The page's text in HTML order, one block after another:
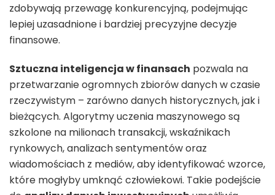
zdobywają przewagę konkurencyjną, podejmując
lepiej uzasadnione i bardziej precyzyjne decyzje
finansowe.
Sztuczna inteligencja w finansach pozwala na
przetwarzanie ogromnych zbiorów danych w czasie
rzeczywistym – zarówno danych historycznych, jak i
bieżących. Algorytmy uczenia maszynowego są
szkolone na milionach transakcji, wskaźnikach
rynkowych, analizach sentymentów oraz
wiadomościach z mediów, aby identyfikować wzorce,
które mogłyby umknąć człowiekowi. Takie podejście